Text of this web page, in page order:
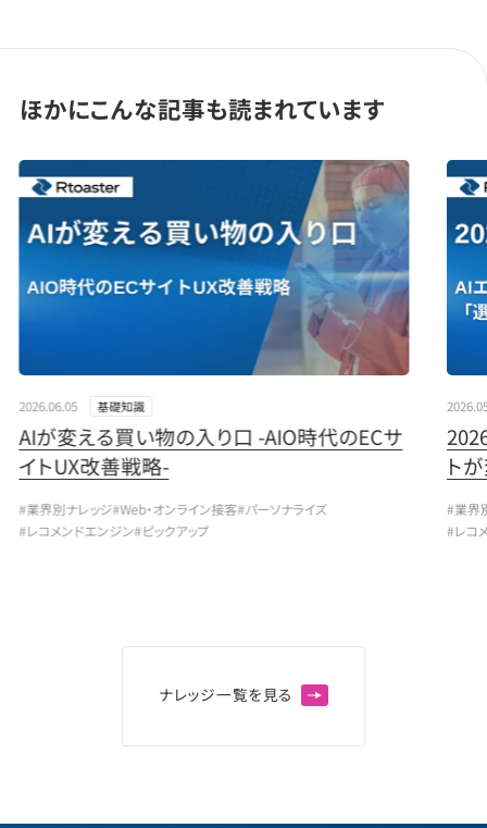
ほかにこんな記事も読まれています
" loading="lazy">
2026.06.05 基礎知識
AIが変える買い物の入り口 -AIO時代のECサ
イトUX改善戦略-
#業界別ナレッジ#Web・オンライン接客#パーソナライズ
#レコメンドエンジン#ピックアップ
"
ト
#業界
#レコ
ナレッジ一覧を 見る